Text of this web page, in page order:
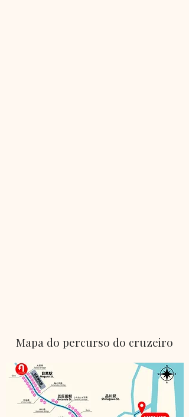
Mapa do percurso do cruzeiro